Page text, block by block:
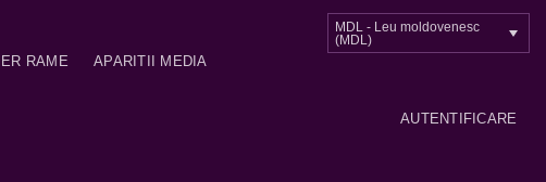
RAME APARITII MEDIA
MDL - Leu moldovenesc
(MDL)
AUTENTIFICARE